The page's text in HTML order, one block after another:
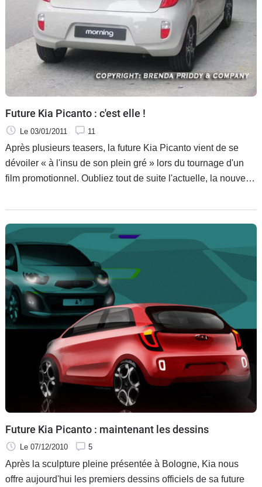
Future Kia Picanto : c'est elle !
Le 03/01/2011 11
Après plusieurs teasers, la future Kia Picanto vient de se
dévoiler « à l'insu de son plein gré » lors du tournage d'un
film promotionnel. Oubliez tout de suite l'actuelle, la nouvelle
Future Kia Picanto : maintenant les dessins
Le 07/12/2010 5
Après la sculpture pleine présentée à Bologne, Kia nous
offre aujourd'hui les premiers dessins officiels de sa future